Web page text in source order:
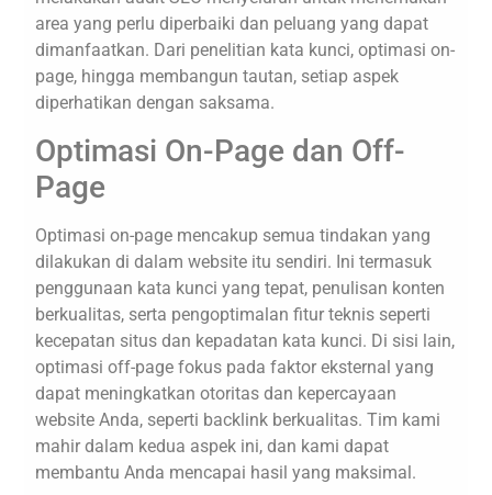
area yang perlu diperbaiki dan peluang yang dapat
dimanfaatkan. Dari penelitian kata kunci, optimasi on-
page, hingga membangun tautan, setiap aspek
diperhatikan dengan saksama.
Optimasi On-Page dan Off-
Page
Optimasi on-page mencakup semua tindakan yang
dilakukan di dalam website itu sendiri. Ini termasuk
penggunaan kata kunci yang tepat, penulisan konten
berkualitas, serta pengoptimalan fitur teknis seperti
kecepatan situs dan kepadatan kata kunci. Di sisi lain,
optimasi off-page fokus pada faktor eksternal yang
dapat meningkatkan otoritas dan kepercayaan
website Anda, seperti backlink berkualitas. Tim kami
mahir dalam kedua aspek ini, dan kami dapat
membantu Anda mencapai hasil yang maksimal.